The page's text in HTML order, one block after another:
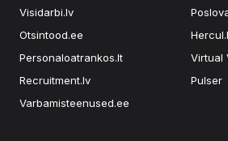
Visidarbi.lv
Otsintood.ee
Personaloatrankos.lt
Recruitment.lv
Varbamisteenused.ee
Virtual
Pulser